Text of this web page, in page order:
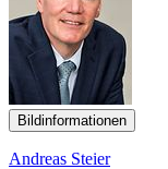
Bildinformationen
Andreas Steier